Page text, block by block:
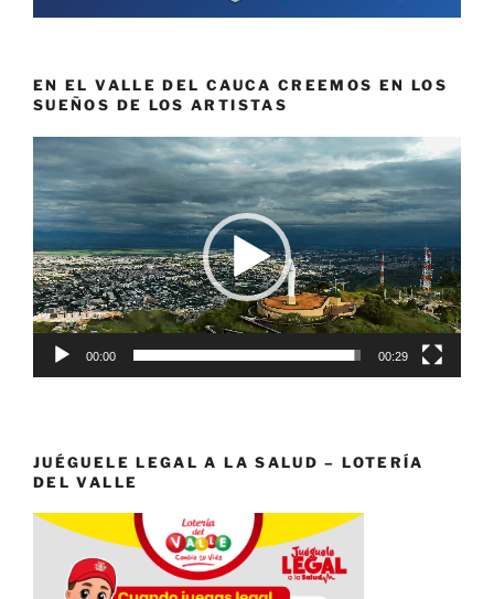
EN EL VALLE DEL CAUCA CREEMOS EN LOS
SUEÑOS DE LOS ARTISTAS
Reproductor
de
vídeo
00:00 00:29
JUÉGUELE LEGAL A LA SALUD – LOTERÍA
DEL VALLE